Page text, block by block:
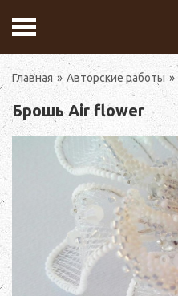
Главная Авторские работы
Брошь Air flower